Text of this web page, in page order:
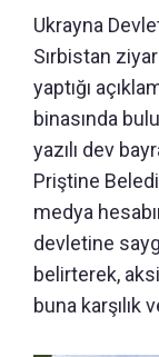
Ukrayna
Sırbistan
yaptığı
binasında
yazılı dev
Priştine
medya
devletine
belirterek,
buna karşılık